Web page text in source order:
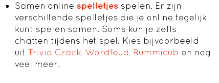
Samen online spelletjes spelen. Er zijn
verschillende spelletjes die je online tegelijk
kunt spelen samen. Soms kun je zelfs
chatten tijdens het spel. Kies bijvoorbeeld
uit Trivia Crack, Wordfeud, Rummicub en nog
veel meer.